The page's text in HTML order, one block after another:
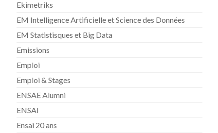
Ekimetriks
EM Intelligence Artificielle et Science des Données
EM Statistisques et Big Data
Emissions
Emploi
Emploi & Stages
ENSAE Alumni
ENSAI
Ensai 20 ans